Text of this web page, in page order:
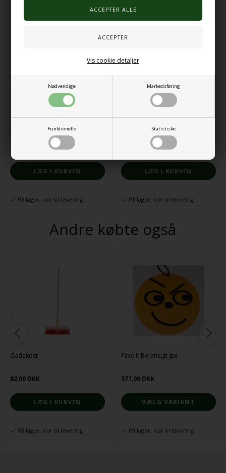
Nødvendige Markedsføring
Funktionelle Statistiske
Vis cookie detaljer
ARK Chewnicorn Sensory Chew
Necklace Lyserød
157,00 DKK
På lager, klar til levering
146,00 DKK
På lager, klar til levering
Andre købte også
Gadekost
82,00 DKK
På lager, klar til levering
Face:it Bo ansigt gul
577,00 DKK
VÆLG VARIANT
På lager, klar til levering